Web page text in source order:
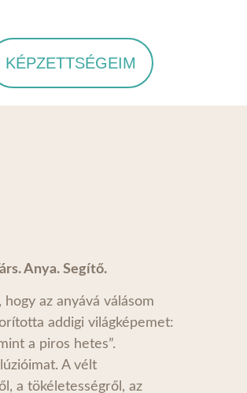
KÉPZETTSÉGEIM
Anya. Segítő.
hogy az anyává válásom
addigi világképemet:
a piros hetes”.
A vélt
a tökéletességről, az